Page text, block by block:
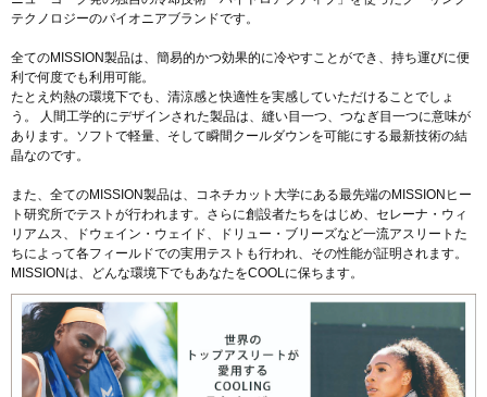
テクノロジーのパイオニアブランドです。
全てのMISSION製品は、簡易的かつ効果的に冷やすことができ、持ち運びに便
利で何度でも利用可能。
たとえ灼熱の環境下でも、清涼感と快適性を実感していただけることでしょ
う。 人間工学的にデザインされた製品は、縫い目一つ、つなぎ目一つに意味が
あります。ソフトで軽量、そして瞬間クールダウンを可能にする最新技術の結
晶なのです。
また、全てのMISSION製品は、コネチカット大学にある最先端のMISSIONヒー
ト研究所でテストが行われます。さらに創設者たちをはじめ、セレーナ・ウィ
リアムス、ドウェイン・ウェイド、ドリュー・ブリーズなど一流アスリートた
ちによって各フィールドでの実用テストも行われ、その性能が証明されます。
MISSIONは、どんな環境下でもあなたをCOOLに保ちます。